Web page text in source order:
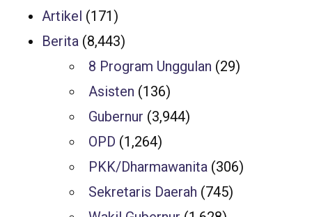
Artikel (171)
Berita (8,443)
8 Program Unggulan (29)
Asisten (136)
Gubernur (3,944)
OPD (1,264)
PKK/Dharmawanita (306)
Sekretaris Daerah (745)